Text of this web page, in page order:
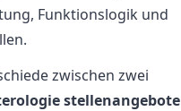
Funktionslogik und
zwischen zwei
stellenangebote